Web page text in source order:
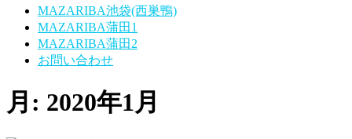
MAZARIBA池袋(西巣鴨)
MAZARIBA蒲田1
MAZARIBA蒲田2
お問い合わせ
月: 2020年1月